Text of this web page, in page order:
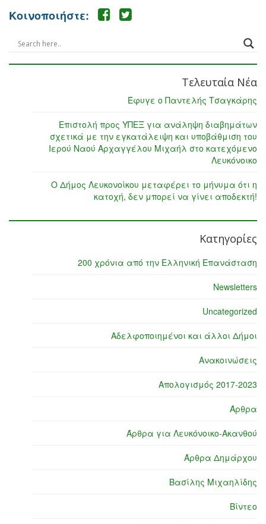
Κοινοποιήστε:
Τελευταία Νέα
Έφυγε ο Παντελής Τσαγκάρης
Επιστολή προς ΥΠΕΞ για ανάληψη διαβημάτων
σχετικά με την εγκατάλειψη και υποβάθμιση του
Ιερού Ναού Αρχαγγέλου Μιχαήλ στο κατεχόμενο
Λευκόνοικο
Ο Δήμος Λευκονοίκου μεταφέρει το μήνυμα ότι η
κατοχή, δεν μπορεί να γίνει αποδεκτή!
Κατηγορίες
200 χρόνια από την Ελληνική Επανάσταση
Newsletters
Uncategorized
Αδελφοποιημένοι και άλλοι Δήμοι
Ανακοινώσεις
Απολογισμός 2017-2023
Άρθρα
Άρθρα για Λευκόνοικο-Ακανθού
Άρθρα Δημάρχου
Βασίλης Μιχαηλίδης
Βίντεο